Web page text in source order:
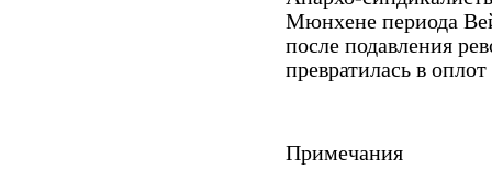
Мюнхене периода
после подавления
превратилась в
Примечания